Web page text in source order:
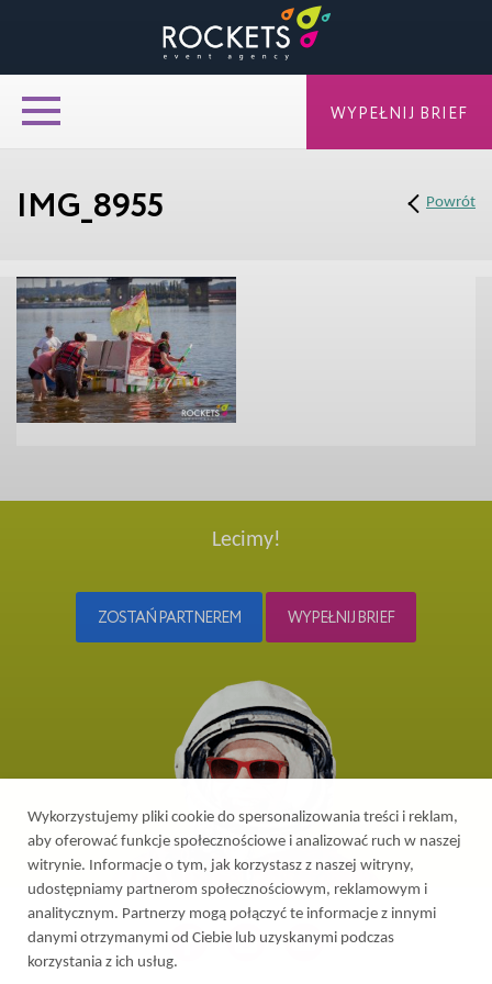
IMG_8955 Powrót
Lecimy!
ZOSTAŃ PARTNEREM WYPEŁNIJ BRIEF
WYPEŁNIJ BRIEF
Wykorzystujemy pliki cookie do spersonalizowania treści i reklam,
aby oferować funkcje społecznościowe i analizować ruch w naszej
witrynie. Informacje o tym, jak korzystasz z naszej witryny,
udostępniamy partnerom społecznościowym, reklamowym i
analitycznym. Partnerzy mogą połączyć te informacje z innymi
danymi otrzymanymi od Ciebie lub uzyskanymi podczas
korzystania z ich usług.